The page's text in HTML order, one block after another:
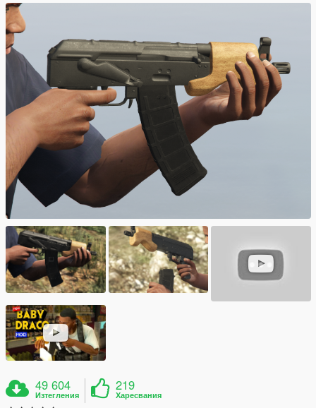
49 604
Изтегления
219
Харесвания